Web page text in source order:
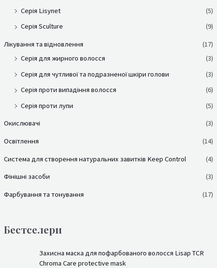
Серія Lisynet
(5)
Серія Sculture
(9)
Лікування та відновлення
(17)
Серія для жирного волосся
(3)
Серія для чутливої та подразненої шкіри голови
(3)
Серія проти випадіння волосся
(6)
Серія проти лупи
(5)
Окислювачі (3)
Освітлення (14)
Система для створення натуральних завитків Keep Control (4)
Фінішні засоби (3)
Фарбування та тонування (17)
Бестселери
Захисна маска для пофарбованого волосся Lisap TCR
Chroma Care protective mask